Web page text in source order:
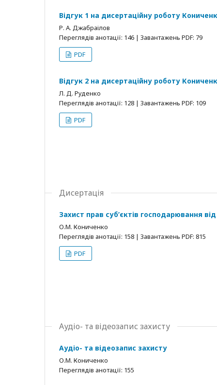
Відгук 1 на дисертаційну роботу
Р. А. Джабраілов
Переглядів анотації: 146 | Завантажень PDF: 79
PDF
Відгук 2 на дисертаційну роботу
Л. Д. Руденко
Переглядів анотації: 128 | Завантажень PDF: 109
PDF
Дисертація
Захист прав суб’єктів господарювання
О.М. Кониченко
Переглядів анотації: 158 | Завантажень PDF: 815
PDF
Аудіо- та відеозапис захисту
Аудіо- та відеозапис захисту
О.М. Кониченко
Переглядів анотації: 155